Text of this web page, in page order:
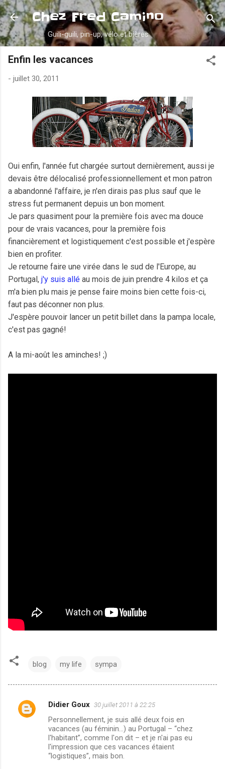
Accéder au contenu principal
Chez Fred Camino
Guili-guili, pin-up, vélo et bières
Enfin les vacances
- juillet 30, 2011
Oui enfin, l'année fut chargée surtout dernièrement, aussi je
devais être délocalisé professionnellement et mon patron
a abandonné l'affaire, je n'en dirais pas plus sauf que le
stress fut permanent depuis un bon moment.
Je pars quasiment pour la première fois avec ma douce
pour de vrais vacances, pour la première fois
financièrement et logistiquement c'est possible et j'espère
bien en profiter.
Je retourne faire une virée dans le sud de l'Europe, au
Portugal, j'y suis allé au mois de juin prendre 4 kilos et ça
m'a bien plu mais je pense faire moins bien cette fois-ci,
faut pas déconner non plus.
J'espère pouvoir lancer un petit billet dans la pampa locale,
c'est pas gagné!
A la mi-août les aminches! ;)
blog my life sympa
C
Didier Goux 30 juillet 2011 à 22:25
Personnellement, je suis allé deux fois en
vacances (au féminin…) au Portugal – “chez
l'habitant”, comme l'on dit – et je n'ai pas eu
l'impression que ces vacances étaient
“logistiques”, mais bon.